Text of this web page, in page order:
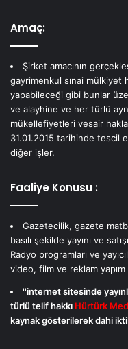
Amaç:
Şirket amacının
gayrimenkul sınai mülkiyet
yapabileceği gibi bunlar
ve alayhine ve her türlü
mükellefiyetleri vesair
31.01.2015 tarihinde tescil
diğer işler.
Faaliye Konusu :
Gazetecilik, gazete
basılı şekilde yayını ve
Radyo programları ve
video, film ve reklam yapım
''internet sitesinde
türlü telif hakkı Hürtürk
kaynak gösterilerek dahi